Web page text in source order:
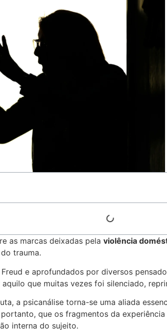
as marcas deixadas pela violência
trauma.
e aprofundados por diversos
que muitas vezes foi silenciado,
a psicanálise torna-se uma aliada
que os fragmentos da
interna do sujeito.